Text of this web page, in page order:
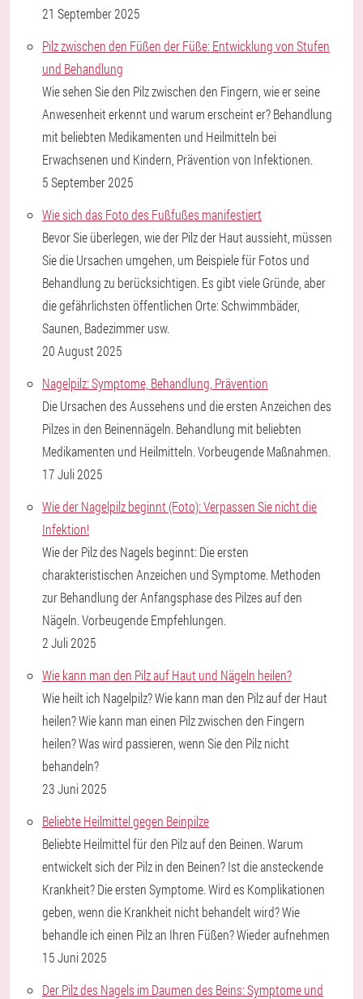
21 September 2025
Pilz zwischen den Füßen der Füße: Entwicklung von Stufen
und Behandlung
Wie sehen Sie den Pilz zwischen den Fingern, wie er seine
Anwesenheit erkennt und warum erscheint er? Behandlung
mit beliebten Medikamenten und Heilmitteln bei
Erwachsenen und Kindern, Prävention von Infektionen.
5 September 2025
Wie sich das Foto des Fußfußes manifestiert
Bevor Sie überlegen, wie der Pilz der Haut aussieht, müssen
Sie die Ursachen umgehen, um Beispiele für Fotos und
Behandlung zu berücksichtigen. Es gibt viele Gründe, aber
die gefährlichsten öffentlichen Orte: Schwimmbäder,
Saunen, Badezimmer usw.
20 August 2025
Nagelpilz: Symptome, Behandlung, Prävention
Die Ursachen des Aussehens und die ersten Anzeichen des
Pilzes in den Beinennägeln. Behandlung mit beliebten
Medikamenten und Heilmitteln. Vorbeugende Maßnahmen.
17 Juli 2025
Wie der Nagelpilz beginnt (Foto): Verpassen Sie nicht die
Infektion!
Wie der Pilz des Nagels beginnt: Die ersten
charakteristischen Anzeichen und Symptome. Methoden
zur Behandlung der Anfangsphase des Pilzes auf den
Nägeln. Vorbeugende Empfehlungen.
2 Juli 2025
Wie kann man den Pilz auf Haut und Nägeln heilen?
Wie heilt ich Nagelpilz? Wie kann man den Pilz auf der Haut
heilen? Wie kann man einen Pilz zwischen den Fingern
heilen? Was wird passieren, wenn Sie den Pilz nicht
behandeln?
23 Juni 2025
Beliebte Heilmittel gegen Beinpilze
Beliebte Heilmittel für den Pilz auf den Beinen. Warum
entwickelt sich der Pilz in den Beinen? Ist die ansteckende
Krankheit? Die ersten Symptome. Wird es Komplikationen
geben, wenn die Krankheit nicht behandelt wird? Wie
behandle ich einen Pilz an Ihren Füßen? Wieder aufnehmen
15 Juni 2025
Der Pilz des Nagels im Daumen des Beins: Symptome und